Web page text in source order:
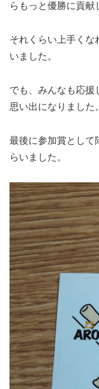
らもっと優勝に貢献
それくらい上手くな
いました。
でも、みんなも応援
思い出になりました。
最後に参加賞として
らいました。